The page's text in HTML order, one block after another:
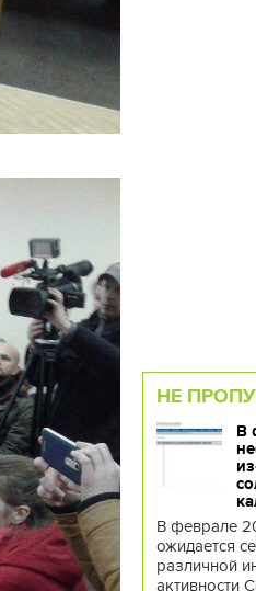
НЕ
В
В феврале
ожидается
различной
активности